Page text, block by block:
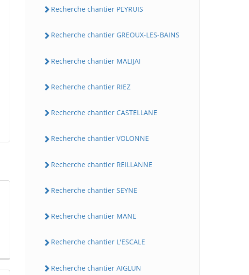
Recherche chantier PEYRUIS
Recherche chantier GREOUX-LES-BAINS
Recherche chantier MALIJAI
Recherche chantier RIEZ
Recherche chantier CASTELLANE
Recherche chantier VOLONNE
Recherche chantier REILLANNE
Recherche chantier SEYNE
Recherche chantier MANE
Recherche chantier L'ESCALE
Recherche chantier AIGLUN